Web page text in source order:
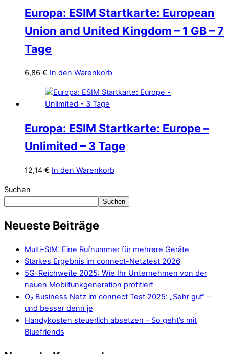
Europa: ESIM Startkarte: European
Union and United Kingdom – 1 GB – 7
Tage
6,86 € In den Warenkorb
Europa: ESIM Startkarte: Europe –
Unlimited – 3 Tage
12,14 € In den Warenkorb
Suchen
Suchen
Neueste Beiträge
Multi-SIM: Eine Rufnummer für mehrere Geräte
Starkes Ergebnis im connect-Netztest 2026
5G-Reichweite 2025: Wie Ihr Unternehmen von der
neuen Mobilfunkgeneration profitiert
O₂ Business Netz im connect Test 2025: „Sehr gut“ –
und besser denn je
Handykosten steuerlich absetzen – So geht’s mit
Bluefriends